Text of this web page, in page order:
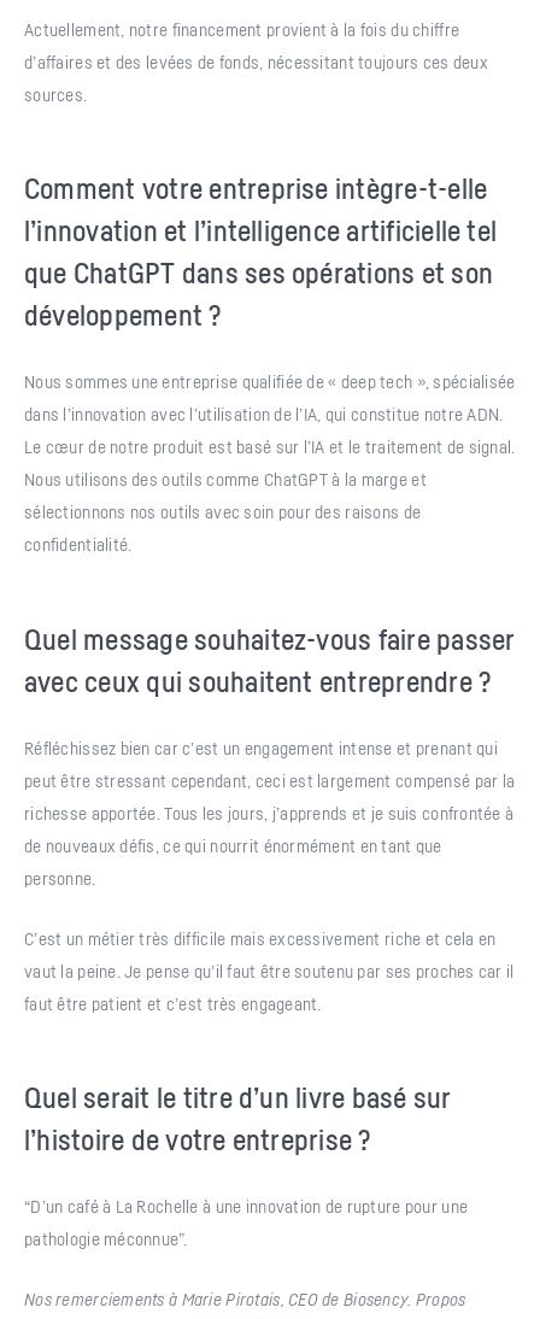
Actuellement, notre financement provient à la fois du chiffre
d’affaires et des levées de fonds, nécessitant toujours ces deux
sources.
Comment votre entreprise intègre-t-elle
l’innovation et l’intelligence artificielle tel
que ChatGPT dans ses opérations et son
développement ?
Nous sommes une entreprise qualifiée de « deep tech », spécialisée
dans l’innovation avec l’utilisation de l’IA, qui constitue notre ADN.
Le cœur de notre produit est basé sur l’IA et le traitement de signal.
Nous utilisons des outils comme ChatGPT à la marge et
sélectionnons nos outils avec soin pour des raisons de
confidentialité.
Quel message souhaitez-vous faire passer
avec ceux qui souhaitent entreprendre ?
Réfléchissez bien car c’est un engagement intense et prenant qui
peut être stressant cependant, ceci est largement compensé par la
richesse apportée. Tous les jours, j’apprends et je suis confrontée à
de nouveaux défis, ce qui nourrit énormément en tant que
personne.
C’est un métier très difficile mais excessivement riche et cela en
vaut la peine. Je pense qu’il faut être soutenu par ses proches car il
faut être patient et c’est très engageant.
Quel serait le titre d’un livre basé sur
l’histoire de votre entreprise ?
“D’un café à La Rochelle à une innovation de rupture pour une
pathologie méconnue”.
Nos remerciements à Marie Pirotais, CEO de Biosency. Propos